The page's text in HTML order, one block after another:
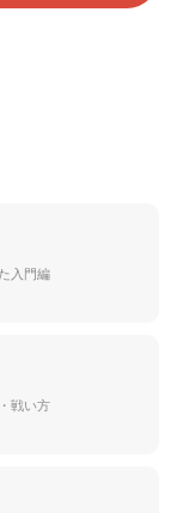
入門編
戦い方